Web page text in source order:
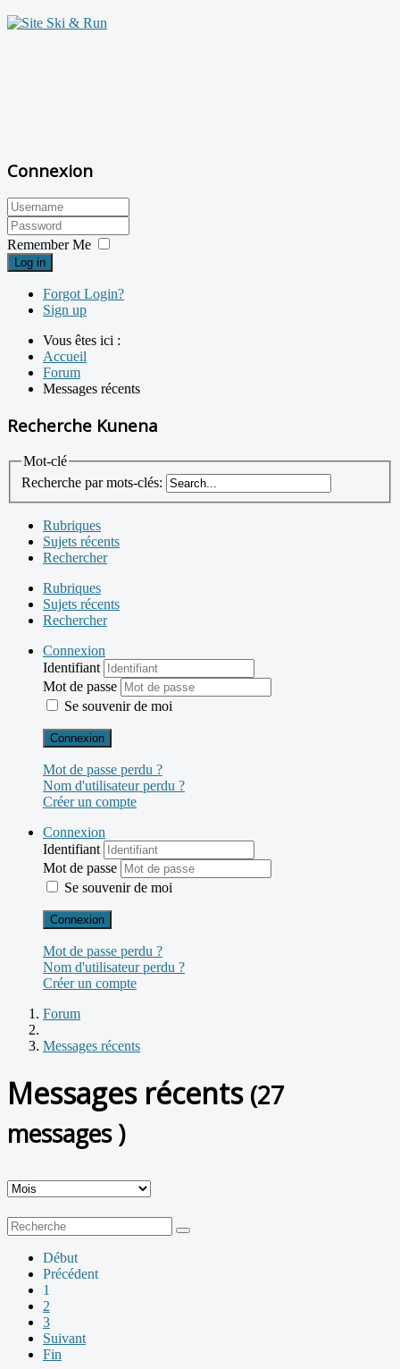
Connexion
Remember Me
Log in
Forgot Login?
Sign up
Vous êtes ici :
Accueil
Forum
Messages récents
Recherche Kunena
Mot-clé
Recherche par mots-clés:
Rubriques
Sujets récents
Rechercher
Rubriques
Sujets récents
Rechercher
Connexion
Identifiant
Mot de passe
Se souvenir de moi
Connexion
Mot de passe perdu ?
Nom d'utilisateur perdu ?
Créer un compte
Connexion
Identifiant
Mot de passe
Se souvenir de moi
Connexion
Mot de passe perdu ?
Nom d'utilisateur perdu ?
Créer un compte
Forum
Messages récents
Messages récents (27
messages )
Début
Précédent
1
2
3
Suivant
Fin